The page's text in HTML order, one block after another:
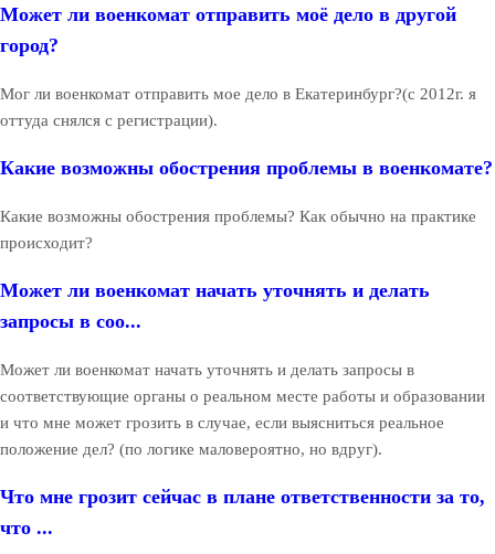
Может ли военкомат отправить моё дело в другой
город?
Мог ли военкомат отправить мое дело в Екатеринбург?(с 2012г. я
оттуда снялся с регистрации).
Какие возможны обострения проблемы в военкомате?
Какие возможны обострения проблемы? Как обычно на практике
происходит?
Может ли военкомат начать уточнять и делать
запросы в соо...
Может ли военкомат начать уточнять и делать запросы в
соответствующие органы о реальном месте работы и образовании
и что мне может грозить в случае, если выясниться реальное
положение дел? (по логике маловероятно, но вдруг).
Что мне грозит сейчас в плане ответственности за то,
что ...